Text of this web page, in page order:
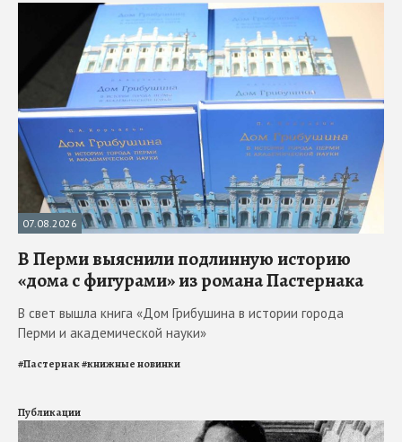
07.08.2026
В Перми выяснили подлинную историю
«дома с фигурами» из романа Пастернака
В свет вышла книга «Дом Грибушина в истории города
Перми и академической науки»
#Пастернак#книжные новинки
Публикации